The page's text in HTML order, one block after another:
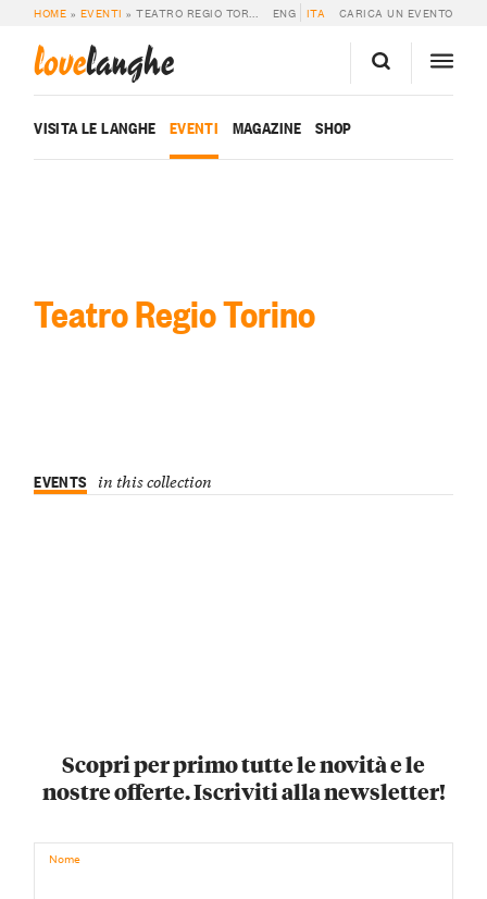
HOME » EVENTI »TEATRO REGIO TORINO ENG ITA CARICA UN EVENTO
lovelanghe
VISITA LE LANGHE EVENTI MAGAZINE SHOP
Teatro Regio Torino
EVENTS in this collection
Scopri per primo tutte le novità e le
nostre offerte. Iscriviti alla newsletter!
Nome